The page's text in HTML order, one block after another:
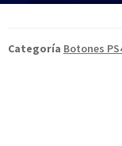
Categoría Botones